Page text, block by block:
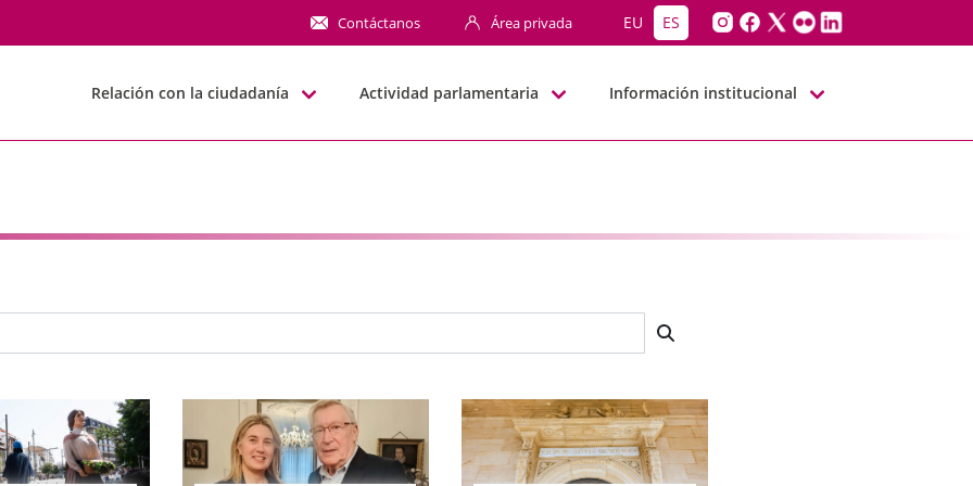
Contáctanos Área privada EU ES
Relación con la ciudadanía Actividad parlamentaria Información institucional
búsqueda